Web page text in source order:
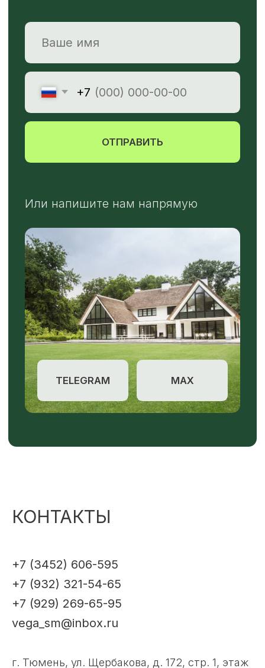
КОНТАКТЫ
+7 (3452) 606-595
+7 (932) 321-54-65
+7 (929) 269-65-95
vega_sm@inbox.ru
г. Тюмень, ул. Щербакова, д. 172, стр. 1, этаж